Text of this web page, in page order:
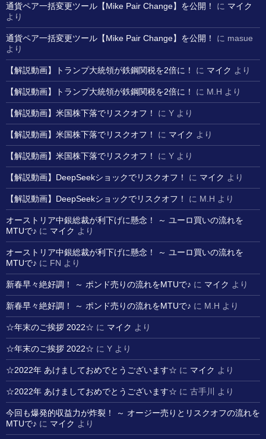
通貨ペア一括変更ツール【Mike Pair Change】を公開！ に マイク
より
通貨ペア一括変更ツール【Mike Pair Change】を公開！ に masue
より
【解説動画】トランプ大統領が鉄鋼関税を2倍に！ に マイク より
【解説動画】トランプ大統領が鉄鋼関税を2倍に！ に M.H より
【解説動画】米国株下落でリスクオフ！ に Y より
【解説動画】米国株下落でリスクオフ！ に マイク より
【解説動画】米国株下落でリスクオフ！ に Y より
【解説動画】DeepSeekショックでリスクオフ！ に マイク より
【解説動画】DeepSeekショックでリスクオフ！ に M.H より
オーストリア中銀総裁が利下げに懸念！ ～ ユーロ買いの流れを
MTUで♪ に マイク より
オーストリア中銀総裁が利下げに懸念！ ～ ユーロ買いの流れを
MTUで♪ に FN より
新春早々絶好調！ ～ ポンド売りの流れをMTUで♪ に マイク より
新春早々絶好調！ ～ ポンド売りの流れをMTUで♪ に M.H より
☆年末のご挨拶 2022☆ に マイク より
☆年末のご挨拶 2022☆ に Y より
☆2022年 あけましておめでとうございます☆ に マイク より
☆2022年 あけましておめでとうございます☆ に 古手川 より
今回も爆発的収益力が炸裂！ ～ オージー売りとリスクオフの流れを
MTUで♪ に マイク より